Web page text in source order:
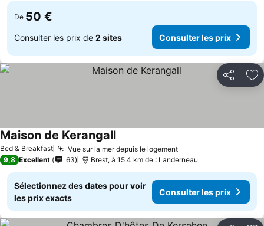
De 50 €
Consulter les prix de 2 sites Consulter les prix
Partager
Bed & Breakfast Vue sur la mer depuis le logement
Maison de Kerangall
9,8 Excellent 63 Brest, à 15.4 km de : Landerneau
Sélectionnez des dates pour voir
les prix exacts
Consulter les prix